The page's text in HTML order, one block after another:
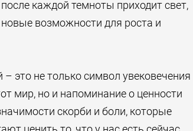
каждой темноты приходит свет,
возможности для роста и
это не только символ увековечения
мир, но и напоминание о ценности
скорби и боли, которые